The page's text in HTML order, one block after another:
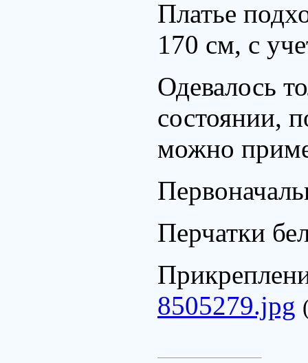
Платье
170 см, с
Одевалось
состоянии,
можно
Перчатки
8505279.jpg